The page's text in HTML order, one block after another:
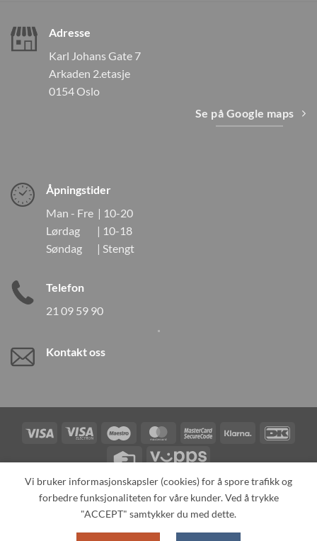
Adresse
Karl Johans Gate 7
Arkaden 2.etasje
0154 Oslo
Se på Google maps
Åpningstider
Man - Fre | 10-20
Lørdag | 10-18
Søndag | Stengt
Telefon
21 09 59 90
Kontakt oss
Visa
Visa
Maestro MasterCardMasterCardKlarna
Credit
Vipps
TILBAKEKALLINGER KONTAKT OSS
OM OSS
SPESIALBESTILLING
MIN KONTO ALL PRODUCTS
Copyright 2026 ©Neo Tokyo by Neo Tokyo Norway AS -With Love
Vi bruker informasjonskapsler (cookies) for å spore trafikk og
forbedre funksjonaliteten for våre kunder. Ved å trykke
"ACCEPT" samtykker du med dette.